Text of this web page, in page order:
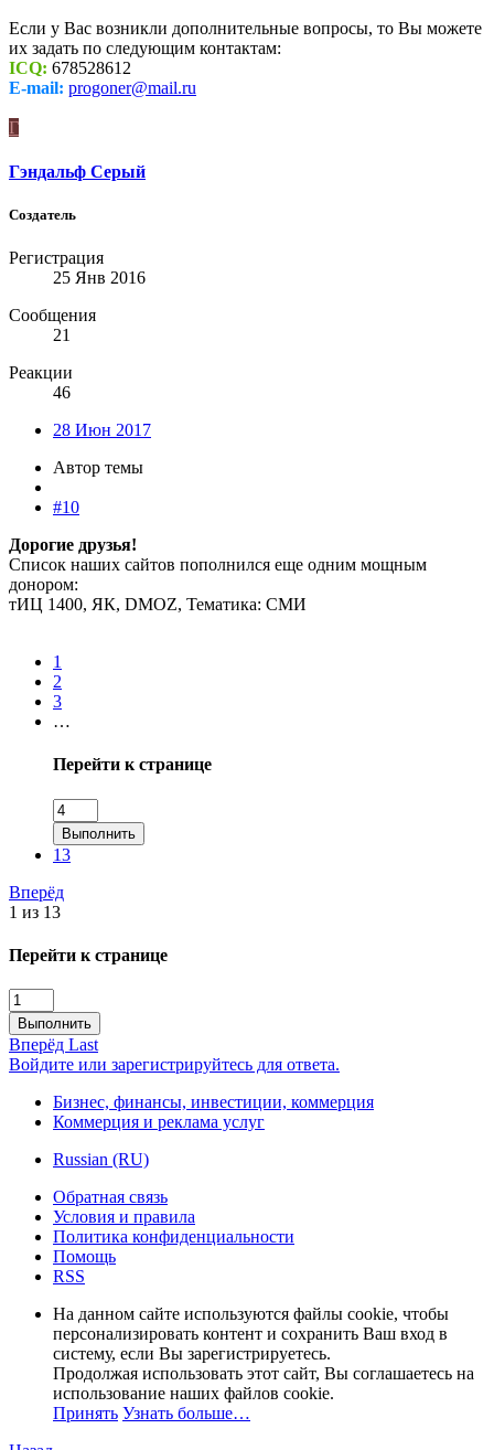
Если у Вас возникли дополнительные вопросы, то Вы можете
их задать по следующим контактам:
ICQ: 678528612
E-mail: progoner@mail.ru
Г
Гэндальф Серый
Создатель
Регистрация
25 Янв 2016
Сообщения
21
Реакции
46
28 Июн 2017
Автор темы
#10
Дорогие друзья!
Список наших сайтов пополнился еще одним мощным
донором:
тИЦ 1400, ЯК, DMOZ, Тематика: СМИ
1
2
3
…
Перейти к странице
Выполнить
13
Вперёд
1 из 13
Перейти к странице
Выполнить
Вперёд Last
Войдите или зарегистрируйтесь для ответа.
Бизнес, финансы, инвестиции, коммерция
Коммерция и реклама услуг
Russian (RU)
Обратная связь
Условия и правила
Политика конфиденциальности
Помощь
RSS
На данном сайте используются файлы cookie, чтобы
персонализировать контент и сохранить Ваш вход в
систему, если Вы зарегистрируетесь.
Продолжая использовать этот сайт, Вы соглашаетесь на
использование наших файлов cookie.
Принять Узнать больше…